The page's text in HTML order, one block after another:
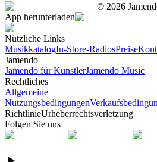
© 2026
App herunterladen
Nützliche Links
MusikkatalogIn-Store-RadiosPreise
Jamendo
Jamendo für KünstlerJamendo Music
Rechtliches
Allgemeine
Nutzungsbedingungen
RichtlinieUrheberrechtsverletzung
Folgen Sie uns